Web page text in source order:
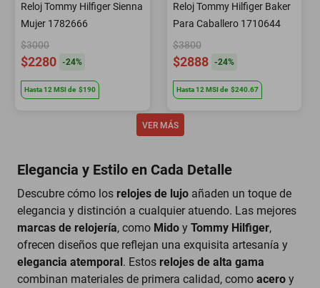
Reloj Tommy Hilfiger Sienna
Mujer 1782666
$3000
$2280 -24%
Hasta12 MSIde $190
Reloj Tommy Hilfiger Baker
Para Caballero 1710644
$3800
$2888 -24%
Hasta12MSI de $240.67
Elegancia y Estilo en Cada Detalle
Descubre cómo los relojes de lujo añaden un toque de
elegancia y distinción a cualquier atuendo. Las mejores
marcas de relojería, como Mido y Tommy Hilfiger,
ofrecen diseños que reflejan una exquisita artesanía y
elegancia atemporal. Estos relojes de alta gama
combinan materiales de primera calidad, como acero y